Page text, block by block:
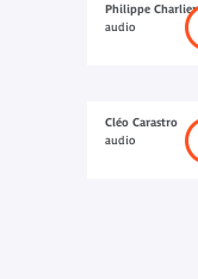
Philippe Charlier
audio
Cléo Carastro
audio